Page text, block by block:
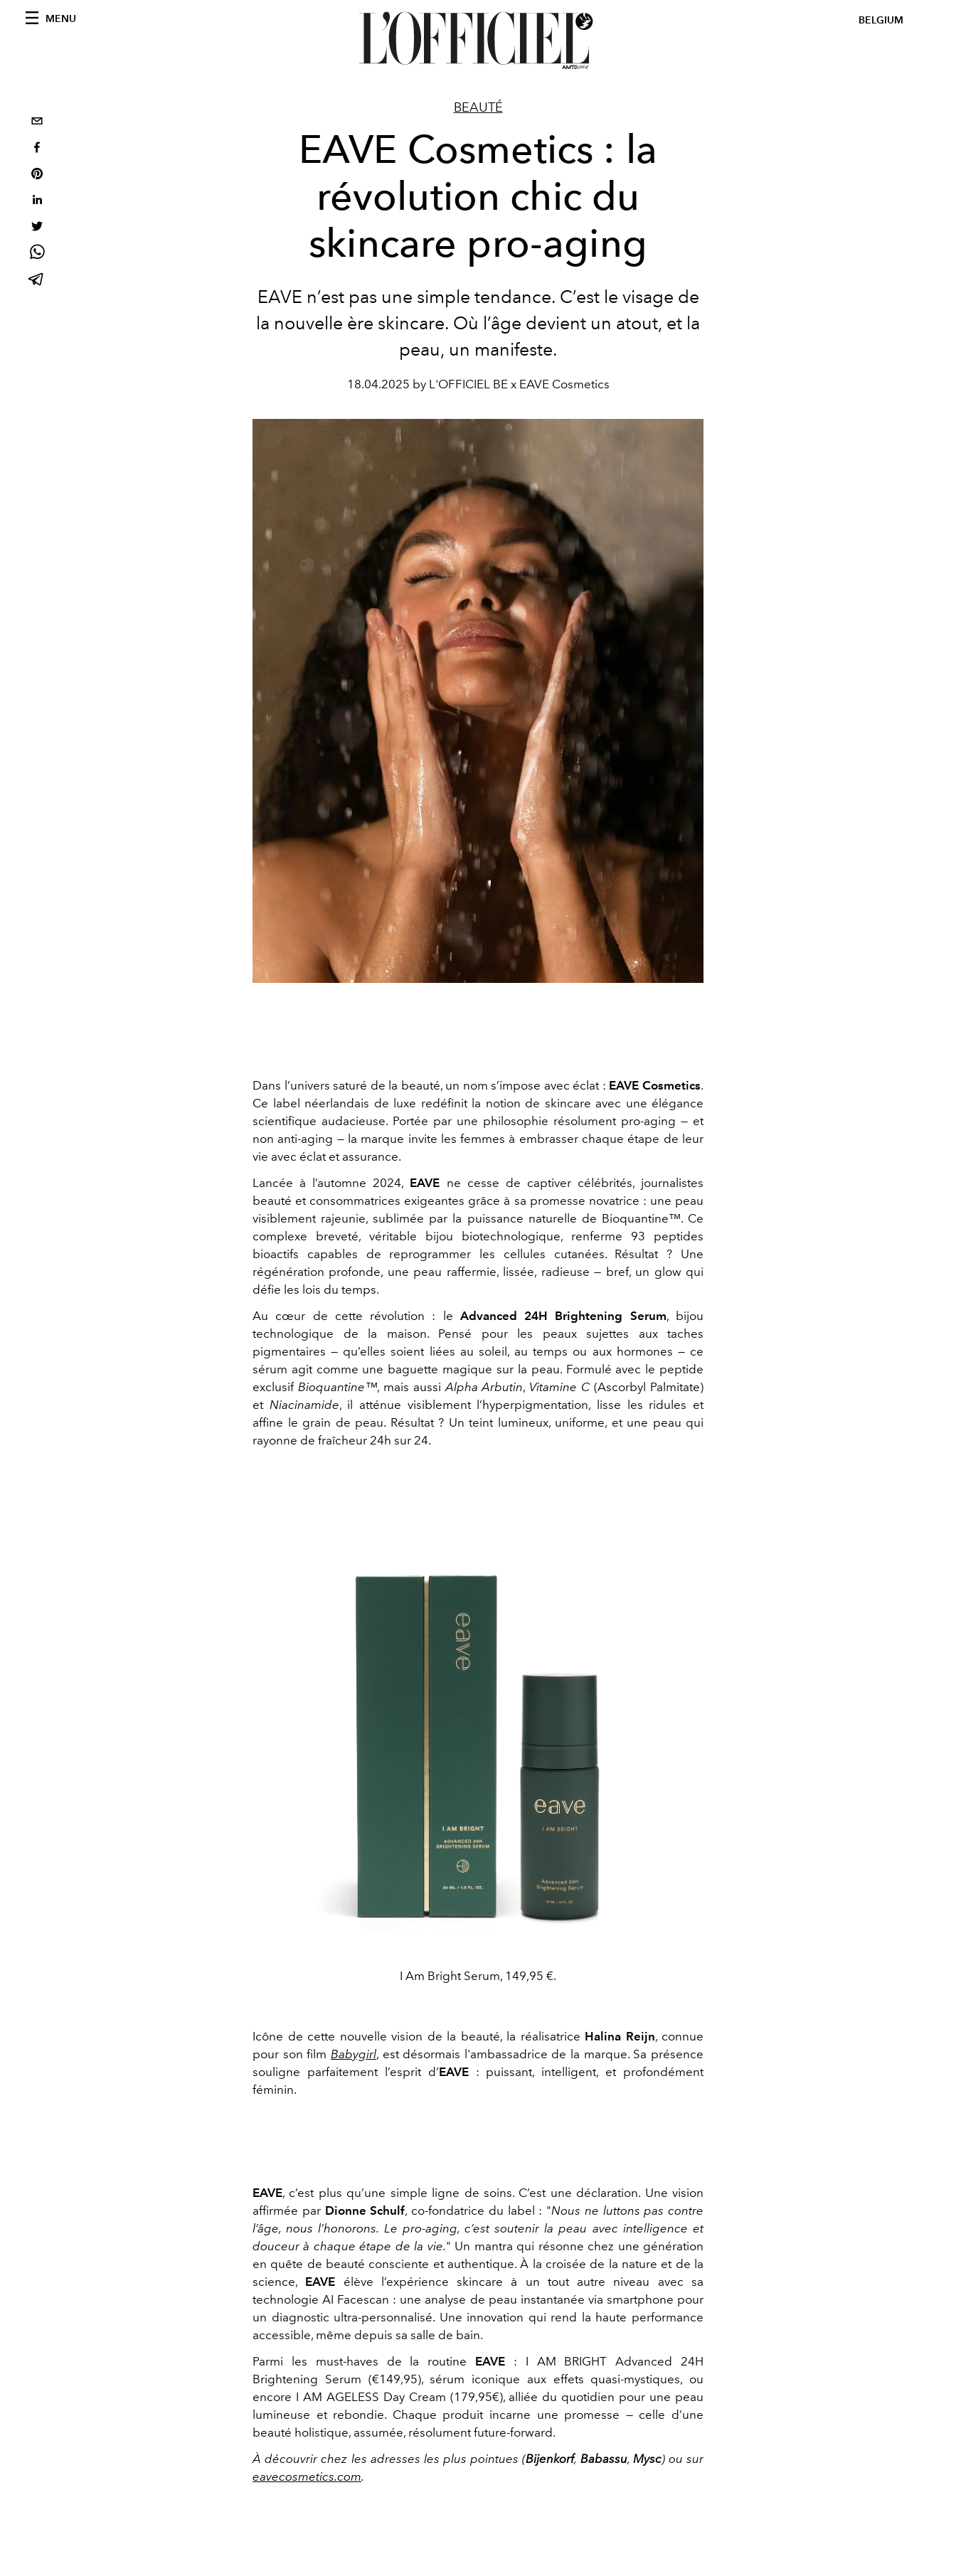
MENU BELGIUM
BEAUTÉ
EAVE Cosmetics : la
révolution chic du
skincare pro-aging
EAVE n’est pas une simple tendance. C’est le visage de
la nouvelle ère skincare. Où l’âge devient un atout, et la
peau, un manifeste.
18.04.2025 by L'OFFICIEL BE x EAVE Cosmetics
Dans l’univers saturé de la beauté, un nom s’impose avec éclat : EAVE Cosmetics.
Ce label néerlandais de luxe redéfinit la notion de skincare avec une élégance
scientifique audacieuse. Portée par une philosophie résolument pro-aging — et
non anti-aging — la marque invite les femmes à embrasser chaque étape de leur
vie avec éclat et assurance.
Lancée à l’automne 2024, EAVE ne cesse de captiver célébrités, journalistes
beauté et consommatrices exigeantes grâce à sa promesse novatrice : une peau
visiblement rajeunie, sublimée par la puissance naturelle de Bioquantine™. Ce
complexe breveté, véritable bijou biotechnologique, renferme 93 peptides
bioactifs capables de reprogrammer les cellules cutanées. Résultat ? Une
régénération profonde, une peau raffermie, lissée, radieuse — bref, un glow qui
défie les lois du temps.
Au cœur de cette révolution : le Advanced 24H Brightening Serum, bijou
technologique de la maison. Pensé pour les peaux sujettes aux taches
pigmentaires — qu’elles soient liées au soleil, au temps ou aux hormones — ce
sérum agit comme une baguette magique sur la peau. Formulé avec le peptide
exclusif Bioquantine™, mais aussi Alpha Arbutin, Vitamine C (Ascorbyl Palmitate)
et Niacinamide, il atténue visiblement l’hyperpigmentation, lisse les ridules et
affine le grain de peau. Résultat ? Un teint lumineux, uniforme, et une peau qui
rayonne de fraîcheur 24h sur 24.
I Am Bright Serum, 149,95 €.
Icône de cette nouvelle vision de la beauté, la réalisatrice Halina Reijn, connue
pour son film Babygirl, est désormais l'ambassadrice de la marque. Sa présence
souligne parfaitement l’esprit d’EAVE: puissant, intelligent, et profondément
féminin.
EAVE, c’est plus qu’une simple ligne de soins. C’est une déclaration. Une vision
affirmée par Dionne Schulf, co-fondatrice du label : "Nous ne luttons pas contre
l’âge, nous l’honorons. Le pro-aging, c’est soutenir la peau avec intelligence et
douceur à chaque étape de la vie." Un mantra qui résonne chez une génération
en quête de beauté consciente et authentique. À la croisée de la nature et de la
science, EAVE élève l’expérience skincare à un tout autre niveau avec sa
technologie AI Facescan : une analyse de peau instantanée via smartphone pour
un diagnostic ultra-personnalisé. Une innovation qui rend la haute performance
accessible, même depuis sa salle de bain.
Parmi les must-haves de la routine EAVE :
I AM BRIGHT Advanced 24H
Brightening Serum (€149,95), sérum iconique aux effets quasi-mystiques, ou
encore I AM AGELESS Day Cream (179,95€), alliée du quotidien pour une peau
lumineuse et rebondie. Chaque produit incarne une promesse — celle d’une
beauté holistique, assumée, résolument future-forward.
À découvrir chez les adresses les plus pointues (Bijenkorf, Babassu, Mysc) ou sur
eavecosmetics.com.